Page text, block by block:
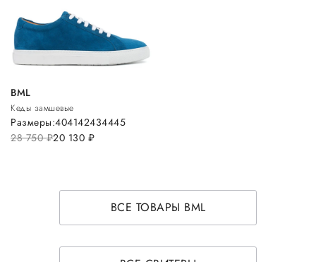
BML
Кеды замшевые
28 750руб.20 130 руб.
Размеры:404142434445
ВСЕ ТОВАРЫ BML